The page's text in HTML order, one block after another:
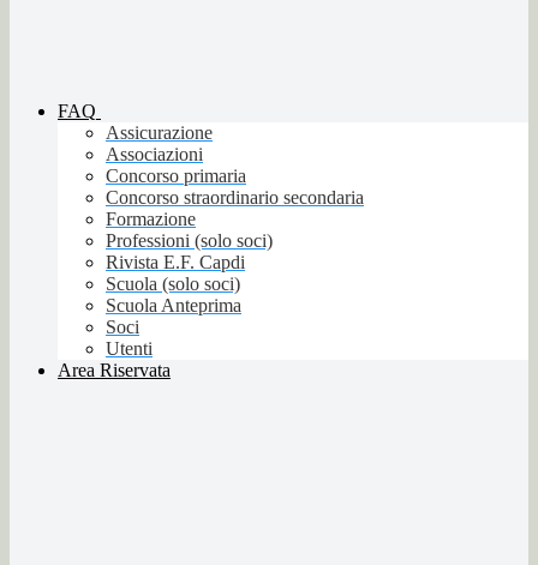
FAQ
Assicurazione
Associazioni
Concorso primaria
Concorso straordinario secondaria
Formazione
Professioni (solo soci)
Rivista E.F. Capdi
Scuola (solo soci)
Scuola Anteprima
Soci
Utenti
Area Riservata